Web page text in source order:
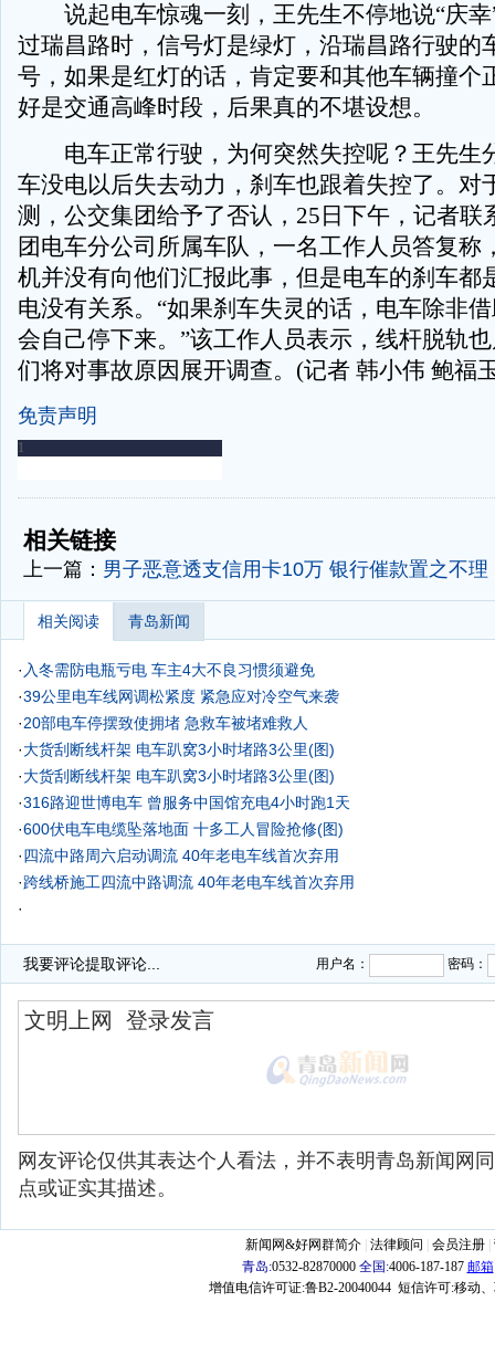
说起电车惊魂一刻，王先生不停地说“庆幸
过瑞昌路时，信号灯是绿灯，沿瑞昌路行驶的
号，如果是红灯的话，肯定要和其他车辆撞个
好是交通高峰时段，后果真的不堪设想。
电车正常行驶，为何突然失控呢？王先生
车没电以后失去动力，刹车也跟着失控了。对
测，公交集团给予了否认，25日下午，记者联
团电车分公司所属车队，一名工作人员答复称
机并没有向他们汇报此事，但是电车的刹车都
电没有关系。“如果刹车失灵的话，电车除非
会自己停下来。”该工作人员表示，线杆脱轨
们将对事故原因展开调查。(记者 韩小伟 鲍福
免责声明
-
相关链接
上一篇： 男子恶意透支信用卡10万 银行催款置之不理
相关阅读 青岛新闻
· 入冬需防电瓶亏电 车主4大不良习惯须避免
·39公里电车线网调松紧度 紧急应对冷空气来袭
·20部电车停摆致使拥堵 急救车被堵难救人
·大货刮断线杆架 电车趴窝3小时堵路3公里(图)
·大货刮断线杆架 电车趴窝3小时堵路3公里(图)
·316路迎世博电车 曾服务中国馆充电4小时跑1天
·600伏电车电缆坠落地面 十多工人冒险抢修(图)
·四流中路周六启动调流 40年老电车线首次弃用
·跨线桥施工四流中路调流 40年老电车线首次弃用
·
我要评论提取评论... 用户名： 密码：
网友评论仅供其表达个人看法，并不表明青岛新闻网
点或证实其描述。